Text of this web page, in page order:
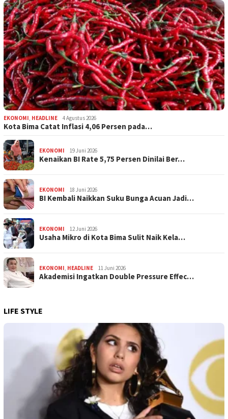
EKONOMI, HEADLINE 4 Agustus 2026
Kota Bima Catat Inflasi 4,06 Persen pada…
EKONOMI 19 Juni 2026
Kenaikan BI Rate 5,75 Persen Dinilai Ber…
EKONOMI 18 Juni 2026
BI Kembali Naikkan Suku Bunga Acuan Jadi…
EKONOMI 12 Juni 2026
Usaha Mikro di Kota Bima Sulit Naik Kela…
EKONOMI, HEADLINE 11 Juni 2026
Akademisi Ingatkan Double Pressure Effec…
LIFE STYLE